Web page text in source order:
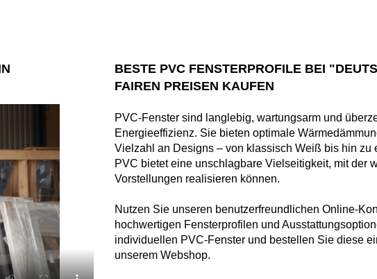
BESTE PVC FENSTERPROFILE BEI
FAIREN PREISEN KAUFEN
PVC-Fenster sind langlebig, wartungsarm und
Energieeffizienz. Sie bieten optimale
Vielzahl an Designs – von klassisch Weiß bis hin zu
PVC bietet eine unschlagbare Vielseitigkeit, mit der
Vorstellungen realisieren können.
Nutzen Sie unseren benutzerfreundlichen Online-
hochwertigen Fensterprofilen und
individuellen PVC-Fenster und bestellen Sie diese
unserem Webshop.